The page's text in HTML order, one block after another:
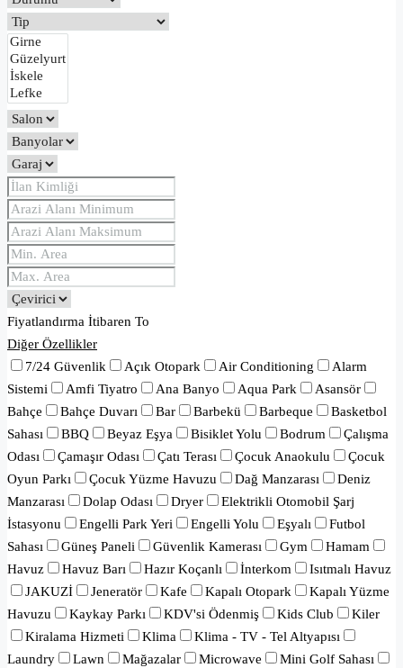
Fiyatlandırma İtibaren To
Diğer Özellikler
7/24 Güvenlik
Açık Otopark Air Conditioning
Alarm
Sistemi
Amfi Tiyatro Ana Banyo Aqua Park
Asansör
Bahçe
Bahçe Duvarı Bar Barbekü Barbeque
Basketbol
Sahası
BBQ Beyaz Eşya Bisiklet Yolu Bodrum
Çalışma
Odası
Çamaşır Odası Çatı Terası Çocuk Anaokulu
Çocuk
Oyun Parkı
Çocuk Yüzme Havuzu Dağ Manzarası
Deniz
Manzarası
Dolap Odası Dryer
Elektrikli Otomobil Şarj
İstasyonu
Engelli Park Yeri Engelli Yolu Eşyalı
Futbol
Sahası
Güneş Paneli Güvenlik Kamerası Gym
Hamam
Havuz
Havuz Barı Hazır Koçanlı İnterkom
Isıtmalı Havuz
JAKUZİ
Jeneratör Kafe Kapalı Otopark
Kapalı Yüzme
Havuzu
Kaykay Parkı KDV'si Ödenmiş Kids Club
Kiler
Kiralama Hizmeti
Klima
Klima - TV - Tel Altyapısı
Laundry
Lawn Mağazalar Microwave
Mini Golf Sahası